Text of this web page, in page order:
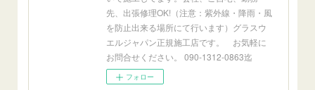
先、出張修理OK!（注意：紫外線・降雨・風
を防止出来る場所にて行います）グラスウ
エルジャパン正規施工店です。 お気軽に
お問合せください。 090-1312-0863迄
フォロー